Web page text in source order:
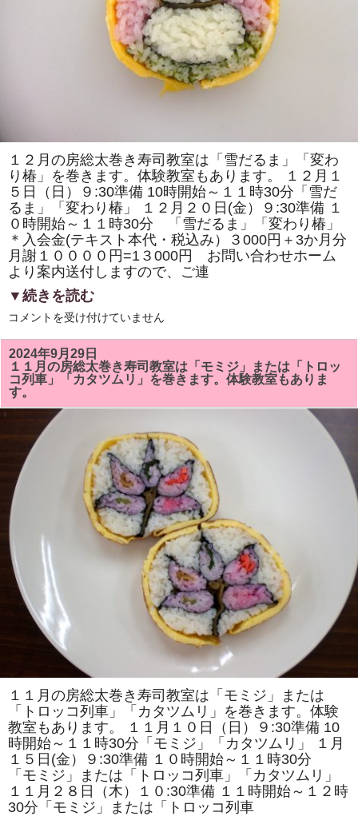
介
や
作
り
方
の
デ
モ
ン
ス
ト
レ
ー
ョ
を
ま
し
た！！
は
１２月の房総太巻き寿司教室は「雪だるま」「変わ
り椿」を巻きます。体験教室もあります。 １２月１
５日（日）９:30準備 10時開始～１１時30分「雪だ
るま」「変わり椿」 １２月２０日(金）９:30準備 １
０時開始～１１時30分 「雪だるま」「変わり椿」
＊入会金(テキスト本代・税込み）３000円＋3か月分
月謝１００００円=1３000円 お問い合わせホーム
より案内送付しますので、ご連
▼続きを読む
１
月
の
房
総
太
巻
き
教
定
で
す。
体
教
室
も
あ
り
す。
コメントを受け付けていません
2024年9月29日
１１月の房総太巻き寿司教室は「モミジ」または「トロッ
コ列車」「カタツムリ」を巻きます。体験教室もありま
す。
１１月の房総太巻き寿司教室は「モミジ」または
「トロッコ列車」「カタツムリ」を巻きます。体験
教室もあります。 １１月１０日（日）９:30準備 10
時開始～１１時30分「モミジ」「カタツムリ」 １月
１５日(金）９:30準備 １０時開始～１１時30分
「モミジ」または「トロッコ列車」「カタツムリ」
１１月２８日（木）１０:30準備 １１時開始～１２時
30分「モミジ」または「トロッコ列車